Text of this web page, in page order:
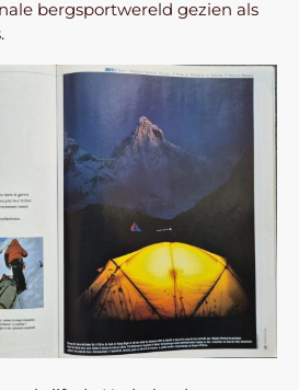
bergsportwereld gezien als